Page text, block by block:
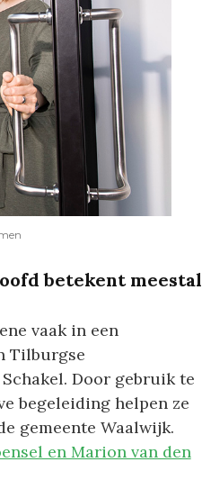
betekent meestal
vaak in een
Tilburgse
Door gebruik te
begeleiding helpen ze
gemeente Waalwijk.
en Marion van den